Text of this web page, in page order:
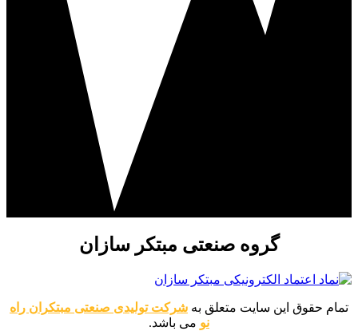
گروه صنعتی مبتکر سازان
تمام حقوق این سایت متعلق به شرکت تولیدی صنعتی مبتکران راه
نو می باشد.